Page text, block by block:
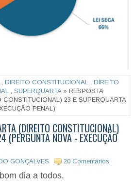
DIREITO CONSTITUCIONAL
DIREITO
SUPERQUARTA » RESPOSTA
CONSTITUCIONAL) 23 E SUPERQUARTA
PENAL)
(DIREITO CONSTITUCIONAL)
(PERGUNTA NOVA - EXECUÇÃO
GONÇALVES 20 Comentários
dia a todos.